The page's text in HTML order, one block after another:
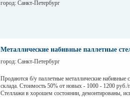
город: Санкт-Петербург
Металлические набивные паллетные
город: Санкт-Петербург
Продаются б/у паллетные металлические набивные
склада. Стоимость 50% от новых - 1000 - 1200 руб./
Стеллажи в хорошем состоянии, демонтированы,